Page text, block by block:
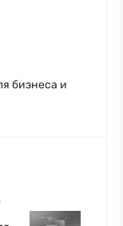
бизнеса и